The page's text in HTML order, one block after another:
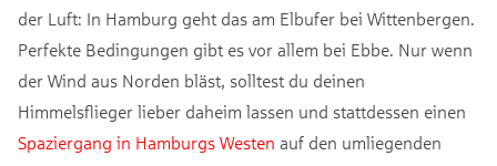
der Luft: In Hamburg geht das am Elbufer bei Wittenbergen.
Perfekte Bedingungen gibt es vor allem bei Ebbe. Nur wenn
der Wind aus Norden bläst, solltest du deinen
Himmelsflieger lieber daheim lassen und stattdessen einen
Spaziergang in Hamburgs Westen auf den umliegenden